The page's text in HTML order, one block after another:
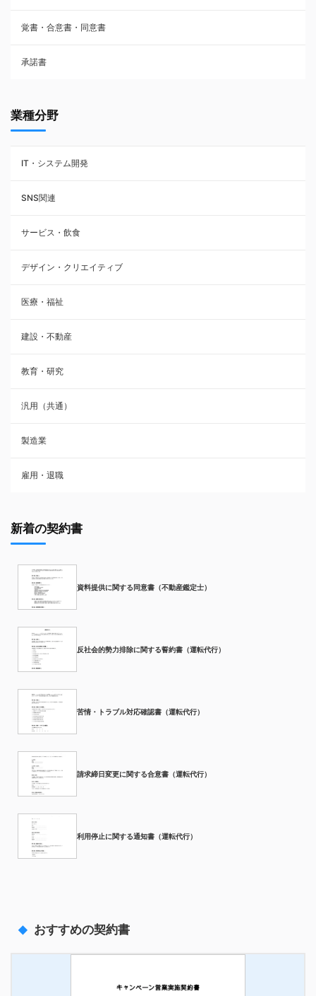
フランチャイズ契約
賃貸借契約
覚書・合意書・同意書
承諾書
業種分野
IT・システム開発
SNS関連
サービス・飲食
デザイン・クリエイティブ
医療・福祉
建設・不動産
教育・研究
汎用（共通）
製造業
雇用・退職
新着の契約書
資料提供に関する同意書（不動産鑑定士）
反社会的勢力排除に関する誓約書（運転代行）
苦情・トラブル対応確認書（運転代行）
請求締日変更に関する合意書（運転代行）
利用停止に関する通知書（運転代行）
おすすめの契約書